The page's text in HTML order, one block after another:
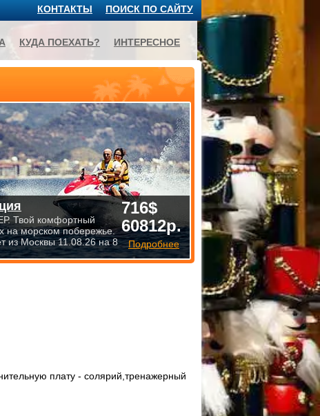
плату - солярий,тренажерный
716$
60812р.
Подробнее
Твой комфортный
на морском побережье.
из Москвы 11.08.26 на 8
ПОИСК ПО САЙТУ
КОНТАКТЫ
КУДА ПОЕХАТЬ? ИНТЕРЕСНОЕ